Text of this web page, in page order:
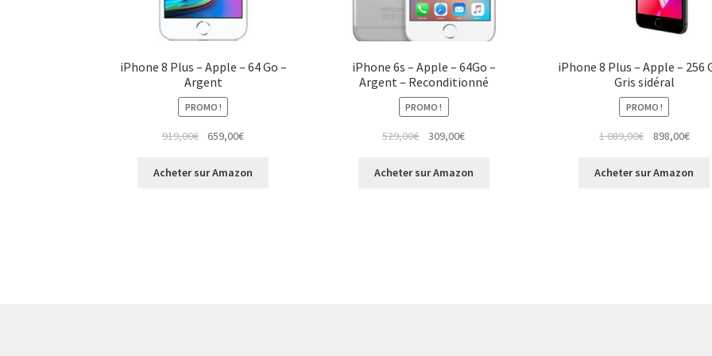
iPhone 8 Plus – Apple – 64 Go –
Argent
PROMO !
919,00€ 659,00€
Acheter sur Amazon
iPhone 6s – Apple – 64Go –
Argent – Reconditionné
PROMO !
529,00€ 309,00€
Acheter sur Amazon
iPhone 8 Plus – Apple – 256
Gris sidéral
PROMO !
1 089,00€ 898,00€
Acheter sur Amazon